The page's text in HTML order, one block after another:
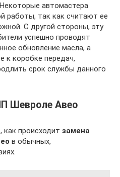
автомастера
работы, так как считают ее
С другой стороны, эту
успешно проводят
обновление масла, а
к коробке передач,
срок службы данного
Шевроле Авео
как происходит замена
в обычных,